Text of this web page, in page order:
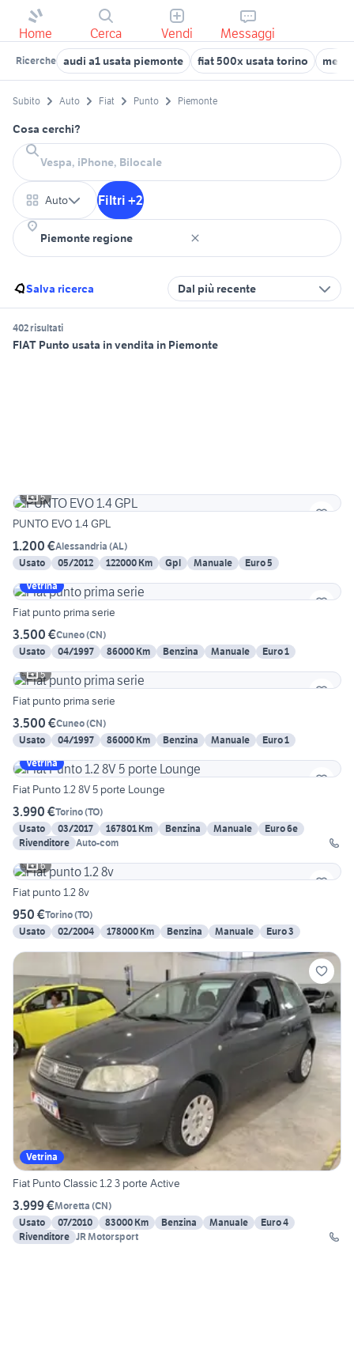
Home Cerca Vendi Messaggi
Ricerche audi a1 usata piemonte fiat 500x usata torino
Subito Auto Fiat Punto Piemonte
Cosa cerchi?
Auto Filtri +2
Salva ricerca Dal più recente
402 risultati
FIAT Punto usata in vendita in Piemonte
5
PUNTO EVO 1.4 GPL
1.200 €Alessandria (AL)
Usato
05/2012 122000 Km Gpl Manuale
Euro 5
Vetrina
Fiat punto prima serie
3.500 €Cuneo(CN)
Usato
04/1997 86000 Km Benzina Manuale
Euro 1
5
Fiat punto prima serie
3.500 €Cuneo(CN)
Usato
04/1997 86000 Km Benzina Manuale
Euro 1
Vetrina
Fiat Punto 1.2 8V 5 porte Lounge
3.990 €Torino(TO)
Usato
03/2017 167801 Km Benzina Manuale
Euro 6e
Rivenditore Auto-com
6
Fiat punto 1.2 8v
950 €Torino(TO)
Usato
02/2004 178000 Km Benzina Manuale Euro 3
Vetrina
Fiat Punto Classic 1.2 3 porte Active
3.999 €Moretta (CN)
Usato
07/2010 83000 Km Benzina Manuale
Euro 4
Rivenditore JR Motorsport